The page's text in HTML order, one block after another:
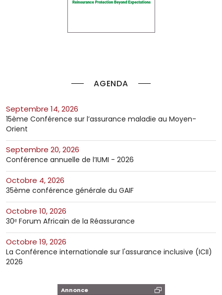
AGENDA
septembre 14, 2026
15ème Conférence sur l’assurance maladie au Moyen-
Orient
septembre 20, 2026
Conférence annuelle de l’IUMI - 2026
octobre 4, 2026
35ème conférence générale du GAIF
octobre 10, 2026
30ᵉ Forum Africain de la Réassurance
octobre 19, 2026
La Conférence internationale sur l'assurance inclusive (ICII)
2026
Annonce